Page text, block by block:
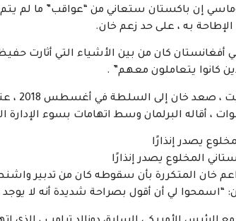
إن باكستان ستعاني من “عواقب” ما لم يتم
به ، على حد زعم خان.
أفغانستان كان من بين الأشياء التي أثارت
كانوا يتعاملون معهم” .
، أقاله البرلمان وسط اتهامات بسوء الإدارة
يصدر إنذارًا
المخلوع يصدر إنذارًا
خان المتكررة بأن سقوطه كان من تدبير
“اسمحوا لي أن أقول بصراحة شديدة أنه لا